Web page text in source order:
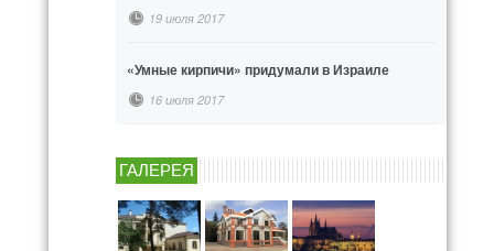
19 июля 2017
«Умные кирпичи» придумали в Израиле
16 июля 2017
ГАЛЕРЕЯ